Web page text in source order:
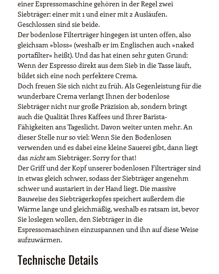
einer Espressomaschine gehören in der Regel zwei
Siebträger: einer mit 1 und einer mit 2 Ausläufen.
Geschlossen sind sie beide.
Der bodenlose Filterträger hingegen ist unten offen, also
gleichsam »bloss« (weshalb er im Englischen auch »naked
portafilter« heißt). Und das hat einen sehr guten Grund:
Wenn der Espresso direkt aus dem Sieb in die Tasse läuft,
bildet sich eine noch perfektere Crema.
Doch freuen Sie sich nicht zu früh. Als Gegenleistung für die
wunderbare Crema verlangt Ihnen der bodenlose
Siebträger nicht nur große Präzision ab, sondern bringt
auch die Qualität Ihres Kaffees und Ihrer Barista-
Fähigkeiten ans Tageslicht. Davon weiter unten mehr. An
dieser Stelle nur so viel: Wenn Sie den Bodenlosen
verwenden und es dabei eine kleine Sauerei gibt, dann liegt
dasnichtam Siebträger. Sorry for that!
Der Griff und der Kopf unserer bodenlosen Filterträger sind
in etwas gleich schwer, sodass der Siebträger angenehm
schwer und austariert in der Hand liegt. Die massive
Bauweise des Siebträgerkopfes speichert außerdem die
Wärme lange und gleichmäßig, weshalb es ratsam ist, bevor
Sie loslegen wollen, den Siebträger in die
Espressomaschinen einzuspannen und ihn auf diese Weise
aufzuwärmen.
Technische Details